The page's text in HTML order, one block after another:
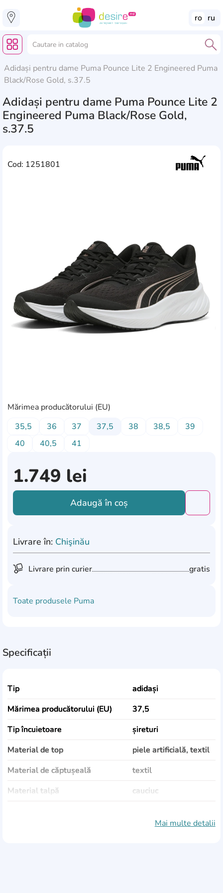
ro ru
Adidași pentru dame Puma Pounce Lite 2 Engineered Puma
Black/Rose Gold, s.37.5
Adidași pentru dame Puma Pounce Lite 2
Engineered Puma Black/Rose Gold,
s.37.5
Cod: 1251801
Mărimea producătorului (EU)
35,5
36 37 37,5 38 38,5
39
40
40,5 41
1.749 lei
Adaugă în coș
Livrare în: Chişinău
Livrare prin curier gratis
Toate produsele Puma
Specificații
Tip
adidași
Mărimea producătorului (EU)
37,5
Tip încuietoare
șireturi
Material de top
piele artificială, textil
Material de căptușeală
textil
Material talpă
cauciuc
Mai multe detalii